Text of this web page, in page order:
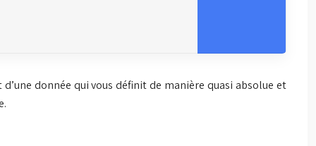
donnée qui vous définit de manière quasi absolue et